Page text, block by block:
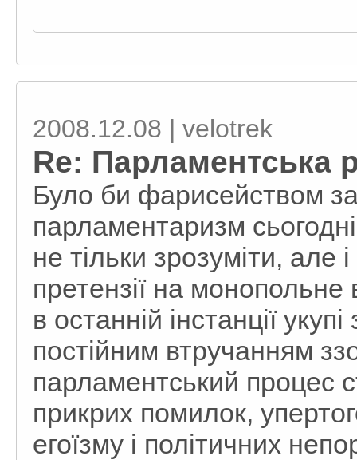
2008.12.08 | velotrek
Re: Парламентська
Було би фарисейством
парламентаризм
не тільки зрозуміти, але
претензії на
в останній інстанції
постійним втручанням
парламентський процес
прикрих помилок,
егоїзму і політичних